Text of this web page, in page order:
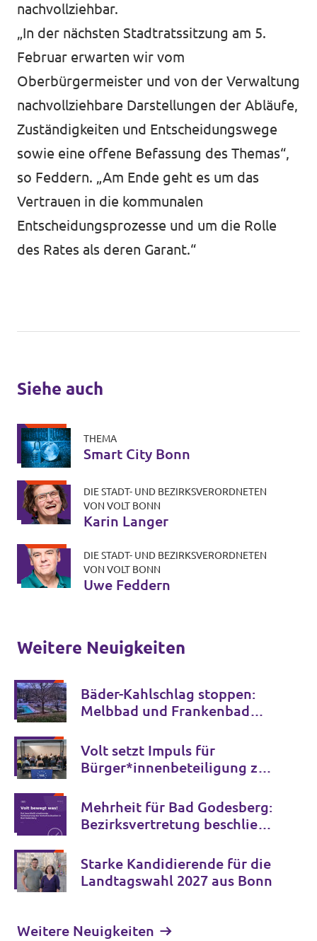
nachvollziehbar.
„In der nächsten Stadtratssitzung am 5.
Februar erwarten wir vom
Oberbürgermeister und von der Verwaltung
nachvollziehbare Darstellungen der Abläufe,
Zuständigkeiten und Entscheidungswege
sowie eine offene Befassung des Themas“,
so Feddern. „Am Ende geht es um das
Vertrauen in die kommunalen
Entscheidungsprozesse und um die Rolle
des Rates als deren Garant.“
Siehe auch
THEMA
Smart City Bonn
DIE STADT- UND BEZIRKSVERORDNETEN
VON VOLT BONN
Karin Langer
DIE STADT- UND BEZIRKSVERORDNETEN
VON VOLT BONN
Uwe Feddern
Weitere Neuigkeiten
Bäder-Kahlschlag stoppen:
Melbbad und Frankenbad
Volt setzt Impuls für
Bürger*innenbeteiligung zur
Mehrheit für Bad Godesberg:
Bezirksvertretung beschließt
Starke Kandidierende für die
Landtagswahl 2027 aus Bonn
Weitere Neuigkeiten